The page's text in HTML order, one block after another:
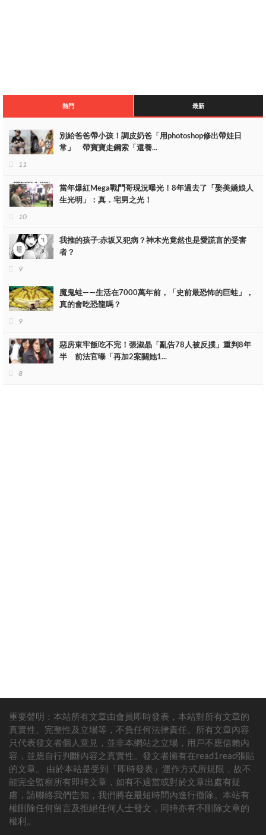
熱門 最新
別給爸爸帶小孩！調皮奶爸「用photoshop修出帶娃日
常」 帶寶寶走鋼索「還養...
11
當年爆紅Mega戰鬥哥現況曝光！8年過去了「娶美嬌娘人
生光明」：真．宅男之光！
10
我推的孩子:赤坂又犯病？神木光竟然也是愛謊言的受害
者？
9
魔鬼蛙——生活在7000萬年前，「史前最恐怖的巨蛙」，
真的會吃恐龍嗎？
9
惡房東牢飯吃不完！張淑晶「亂告78人被反撲」重判8年
半 前法官曝「再加2案關她1...
8
重要聲明：本站所有文章由會員即時發表，本站對所有文章的
真實性、完整性及立場等，不負任何法律責任。所有文章內容
只代表發文者個人意見，並非本網站之立場，用戶不應信賴內
容，並應自行判斷內容之真實性。發文者擁有在read1read張貼
的文章。 由於本站是受到「即時發表」運作方式所規限，故不
能完全監察所有即時文章，如有不適當或對於文章出處有疑
慮，請聯絡我們告知，我們將在最短時間內進行撤除。本站有
權刪除任何留言及拒絕任何人士發文，同時亦有不刪除文章的
權利。